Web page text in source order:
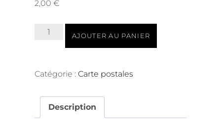
2,00 €
quantité
postcard
AJOUTER AU PANIER
Catégorie : Carte postales
Description